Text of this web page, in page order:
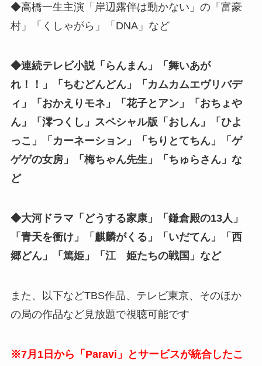
◆高橋一生主演「岸辺露伴は動かない」の「富豪
村」「くしゃがら」「DNA」など
◆連続テレビ小説「らんまん」「舞いあが
れ！！」「ちむどんどん」「カムカムエヴリバデ
ィ」「おかえりモネ」「花子とアン」「おちょや
ん」「澪つくし」スペシャル版「おしん」「ひよ
っこ」「カーネーション」「ちりとてちん」「ゲ
ゲゲの女房」「梅ちゃん先生」「ちゅらさん」な
ど
◆大河ドラマ「どうする家康」「鎌倉殿の13人」
「青天を衝け」「麒麟がくる」「いだてん」「西
郷どん」「篤姫」「江 姫たちの戦国」など
また、以下などTBS作品、テレビ東京、そのほか
の局の作品など見放題で視聴可能です
※7月1日から「Paravi」とサービスが統合したこ